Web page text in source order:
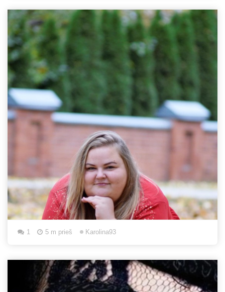
1 5 m prieš Karolina93